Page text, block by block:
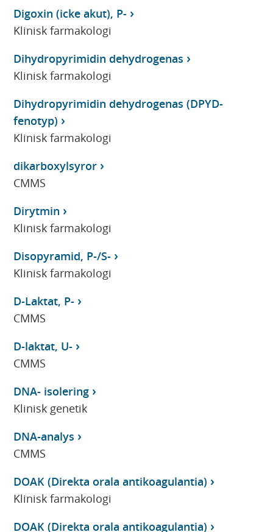
Digoxin (icke akut), P-
Klinisk farmakologi
Dihydropyrimidin dehydrogenas
Klinisk farmakologi
Dihydropyrimidin dehydrogenas (DPYD-
fenotyp)
Klinisk farmakologi
dikarboxylsyror
CMMS
Dirytmin
Klinisk farmakologi
Disopyramid, P-/S-
Klinisk farmakologi
D-Laktat, P-
CMMS
D-laktat, U-
CMMS
DNA- isolering
Klinisk genetik
DNA-analys
CMMS
DOAK (Direkta orala antikoagulantia)
Klinisk farmakologi
DOAK (Direkta orala antikoagulantia)